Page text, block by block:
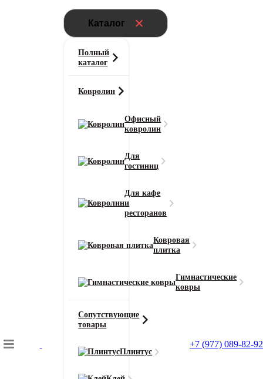
Каталог
Полный
каталог
Ковролин
Офисный
ковролин
Для
гостиниц
Для кафе
и
ресторанов
Ковровая
плитка
Гимнастические
ковры
Сопутствующие
товары
Плинтус
+7 (977) 089-82-92
Подбор коврового покрытия